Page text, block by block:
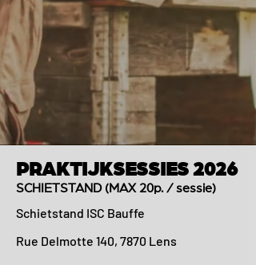
PRAKTIJKSESSIES 2026
SCHIETSTAND (MAX 20p. / sessie)
Schietstand ISC Bauffe
Rue Delmotte 140, 7870 Lens